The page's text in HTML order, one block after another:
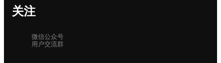
关注
微信公众号
用户交流群